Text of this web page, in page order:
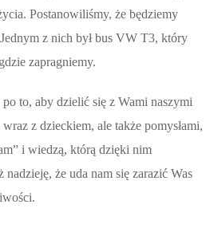
Postanowiliśmy, że będziemy
z nich był bus VW T3, który
zapragniemy.
to, aby dzielić się z Wami naszymi
z dzieckiem, ale także pomysłami,
i wiedzą, którą dzięki nim
że uda nam się zarazić Was